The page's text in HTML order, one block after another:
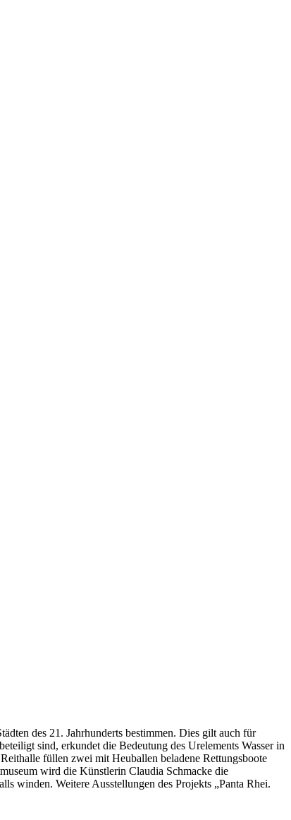
des 21. Jahrhunderts bestimmen. Dies gilt auch für
sind, erkundet die Bedeutung des Urelements Wasser in
füllen zwei mit Heuballen beladene Rettungsboote
wird die Künstlerin Claudia Schmacke die
winden. Weitere Ausstellungen des Projekts „Panta Rhei.